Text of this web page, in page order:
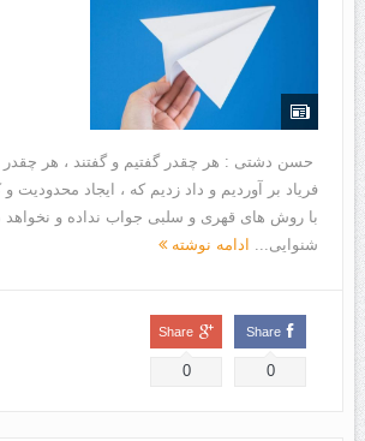
حسن دشتی : هر چقدر گفتیم و گفتند ، هر چقدر
فریاد بر آوردیم و داد زدیم که ، ایجاد محدودیت
با روش های قهری و سلبی جواب نداده و نخواهد
شنوایی... ادامه نوشته
Share
0
Share
0